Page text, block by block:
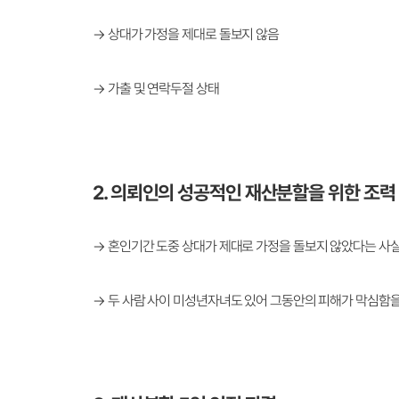
→ 상대가 가정을 제대로 돌보지 않음
→ 가출 및 연락두절 상태
2. 의뢰인의 성공적인 재산분할을 위한 조력
→ 혼인기간 도중 상대가 제대로 가정을 돌보지 않았다는 사
→ 두 사람 사이 미성년자녀도 있어 그동안의 피해가 막심함